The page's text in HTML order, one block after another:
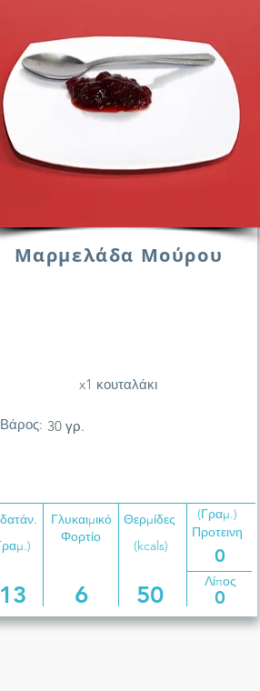
Μαρμελάδα Μούρου
x1 κουταλάκι
Βάρος: 30 γρ.
Γλυκαιμικό
Φορτίο
Θερμίδες
(kcals)
Προτεινη
0
(Γραμ.)
13 6 50 Λίπος
0